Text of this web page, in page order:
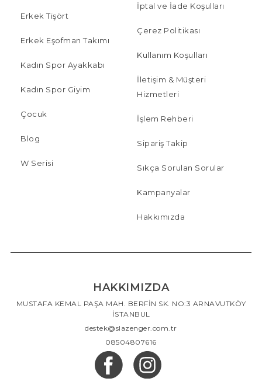
Erkek Tişört
Erkek Eşofman Takımı
Kadın Spor Ayakkabı
Kadın Spor Giyim
Çocuk
Blog
W Serisi
İptal ve İade Koşulları
Çerez Politikası
Kullanım Koşulları
İletişim & Müşteri
Hizmetleri
İşlem Rehberi
Sipariş Takip
Sıkça Sorulan Sorular
Kampanyalar
Hakkımızda
HAKKIMIZDA
MUSTAFA KEMAL PAŞA MAH. BERFİN SK. NO:3 ARNAVUTKÖY
İSTANBUL
destek@slazenger.com.tr
08504807616